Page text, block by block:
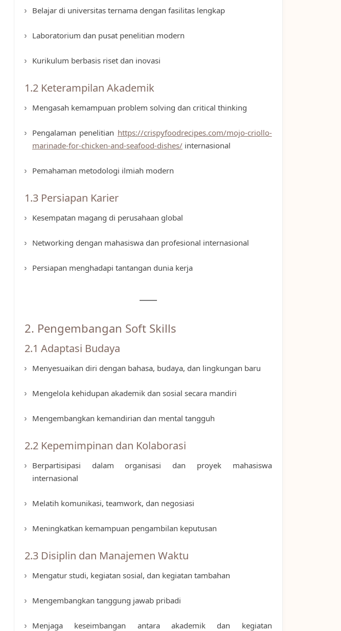
Belajar di universitas ternama dengan fasilitas lengkap
Laboratorium dan pusat penelitian modern
Kurikulum berbasis riset dan inovasi
1.2 Keterampilan Akademik
Mengasah kemampuan problem solving dan critical thinking
Pengalaman penelitian https://crispyfoodrecipes.com/mojo-criollo-
marinade-for-chicken-and-seafood-dishes/internasional
Pemahaman metodologi ilmiah modern
1.3 Persiapan Karier
Kesempatan magang di perusahaan global
Networking dengan mahasiswa dan profesional internasional
Persiapan menghadapi tantangan dunia kerja
2. Pengembangan Soft Skills
2.1 Adaptasi Budaya
Menyesuaikan diri dengan bahasa, budaya, dan lingkungan baru
Mengelola kehidupan akademik dan sosial secara mandiri
Mengembangkan kemandirian dan mental tangguh
2.2 Kepemimpinan dan Kolaborasi
Berpartisipasi dalam organisasi dan proyek mahasiswa
internasional
Melatih komunikasi, teamwork, dan negosiasi
Meningkatkan kemampuan pengambilan keputusan
2.3 Disiplin dan Manajemen Waktu
Mengatur studi, kegiatan sosial, dan kegiatan tambahan
Mengembangkan tanggung jawab pribadi
Menjaga keseimbangan antara akademik dan kegiatan